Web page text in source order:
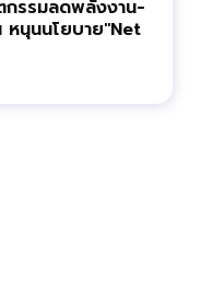
รรมลดพลังงาน-